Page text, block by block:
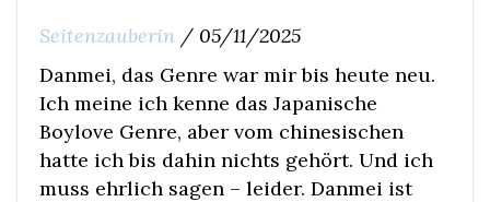
Seitenzauberin / 05/11/2025
Danmei, das Genre war mir bis heute neu.
Ich meine ich kenne das Japanische
Boylove Genre, aber vom chinesischen
hatte ich bis dahin nichts gehört. Und ich
muss ehrlich sagen – leider. Danmei ist